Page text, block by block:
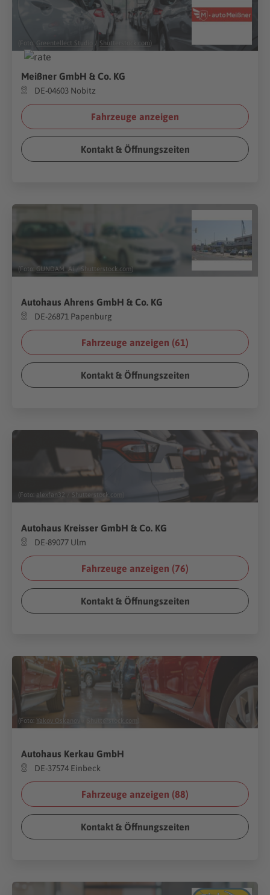
(Foto: Greentellect Studio / Shutterstock.com)
Meißner GmbH & Co. KG
DE-04603 Nobitz
Fahrzeuge anzeigen
Kontakt & Öffnungszeiten
(Foto: GUNDAM_Ai / Shutterstock.com)
Autohaus Ahrens GmbH & Co. KG
DE-26871 Papenburg
Fahrzeuge anzeigen (61)
Kontakt & Öffnungszeiten
(Foto: alexfan32 Shutterstock.com
Autohaus Kreisser GmbH & Co. KG
DE-89077 Ulm
Fahrzeuge anzeigen (76)
Kontakt & Öffnungszeiten
(Foto: Yakov Oskanov Shutterstock.com
Autohaus Kerkau GmbH
DE-37574 Einbeck
Fahrzeuge anzeigen (88)
Kontakt & Öffnungszeiten